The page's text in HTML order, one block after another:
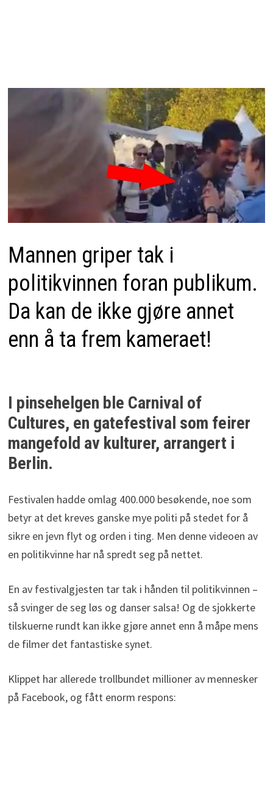
Mannen griper tak i
politikvinnen foran publikum.
Da kan de ikke gjøre annet
enn å ta frem kameraet!
I pinsehelgen ble Carnival of
Cultures, en gatefestival som feirer
mangefold av kulturer, arrangert i
Berlin.
Festivalen hadde omlag 400.000 besøkende, noe som
betyr at det kreves ganske mye politi på stedet for å
sikre en jevn flyt og orden i ting. Men denne videoen av
en politikvinne har nå spredt seg på nettet.
En av festivalgjesten tar tak i hånden til politikvinnen –
så svinger de seg løs og danser salsa! Og de sjokkerte
tilskuerne rundt kan ikke gjøre annet enn å måpe mens
de filmer det fantastiske synet.
Klippet har allerede trollbundet millioner av mennesker
på Facebook, og fått enorm respons: